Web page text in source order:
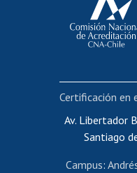
Cursos
Portal
Av. Libertador
Santiago
Campus:
Certificación en